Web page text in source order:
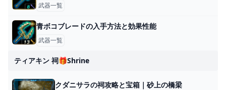
武器一覧
青ボコブレードの入手方法と効果性能
武器一覧
ティアキン 祠🎁shrine
クダニサラの祠攻略と宝箱｜砂上の橋梁